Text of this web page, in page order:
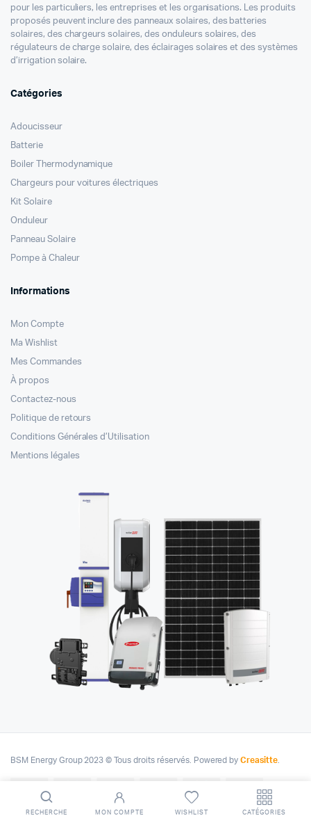
pour les particuliers, les entreprises et les organisations. Les produits
proposés peuvent inclure des panneaux solaires, des batteries
solaires, des chargeurs solaires, des onduleurs solaires, des
régulateurs de charge solaire, des éclairages solaires et des systèmes
d’irrigation solaire.
Catégories
Adoucisseur
Batterie
Boiler Thermodynamique
Chargeurs pour voitures électriques
Kit Solaire
Onduleur
Panneau Solaire
Pompe à Chaleur
Informations
Mon Compte
Ma Wishlist
Mes Commandes
À propos
Contactez-nous
Politique de retours
Conditions Générales d’Utilisation
Mentions légales
BSM Energy Group 2023 © Tous droits réservés. Powered byCreasitte
RECHERCHE MON COMPTE WISHLIST CATÉGORIES